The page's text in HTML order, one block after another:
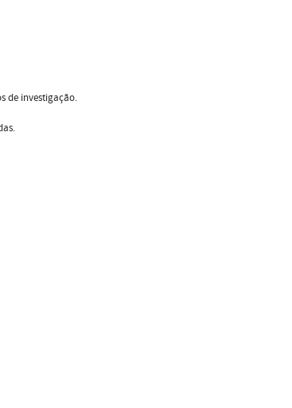
de investigação.